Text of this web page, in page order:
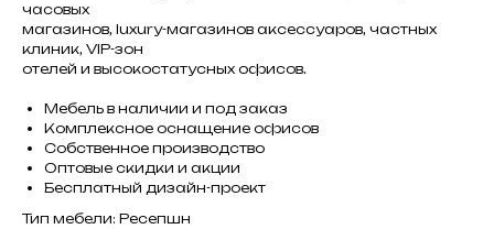
часовых
магазинов, luxury-магазинов аксессуаров, частных
клиник, VIP-зон
отелей и высокостатусных офисов.
Мебель в наличии и под заказ
Комплексное оснащение офисов
Собственное производство
Оптовые скидки и акции
Бесплатный дизайн-проект
Тип мебели: Ресепшн